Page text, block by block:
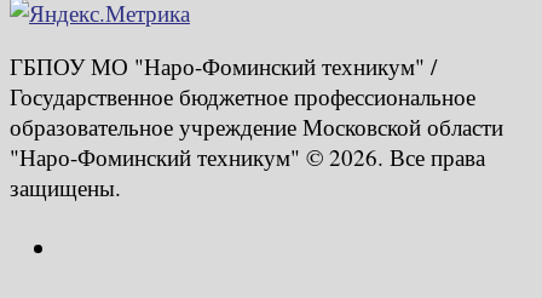
ГБПОУ МО "Наро-Фоминский техникум" /
Государственное бюджетное профессиональное
образовательное учреждение Московской области
"Наро-Фоминский техникум" © 2026. Все права
защищены.